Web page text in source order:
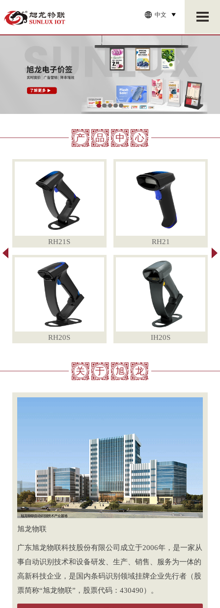
中文
产 品 中 心
RH21S RH21
RH20S IH20S
关 于 旭 龙
旭龙物联
广东旭龙物联科技股份有限公司成立于2006年，是一家从
事自动识别技术和设备研发、生产、销售、服务为一体的
高新科技企业，是国内条码识别领域挂牌企业先行者（股
票简称“旭龙物联”，股票代码：430490）。